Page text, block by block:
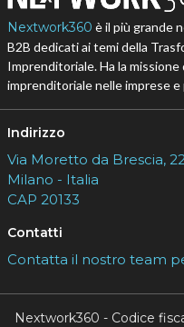
Nextwork360 è il più grande
B2B dedicati ai temi della
Imprenditoriale. Ha la
imprenditoriale nelle imprese
Indirizzo
Via Moretto da Brescia,
Milano - Italia
CAP 20133
Contatti
Contatta il nostro team
Nextwork360 - Codice